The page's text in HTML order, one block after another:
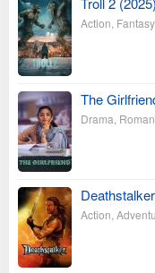
Action Fantasy,
The
Drama
Action